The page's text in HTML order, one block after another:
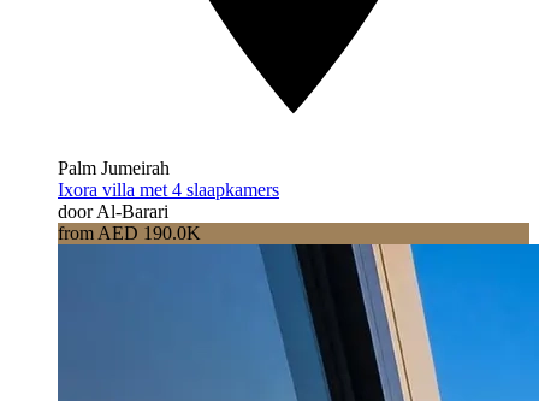
Palm Jumeirah
Ixora villa met 4 slaapkamers
door Al-Barari
from AED 190.0K